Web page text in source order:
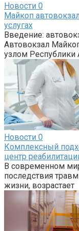
Новости 0
Майкоп
услугах
Введение:
Автовокзал
узлом Республики
Новости 0
Комплексный
центр
В современном
последствия
жизни, возрастает